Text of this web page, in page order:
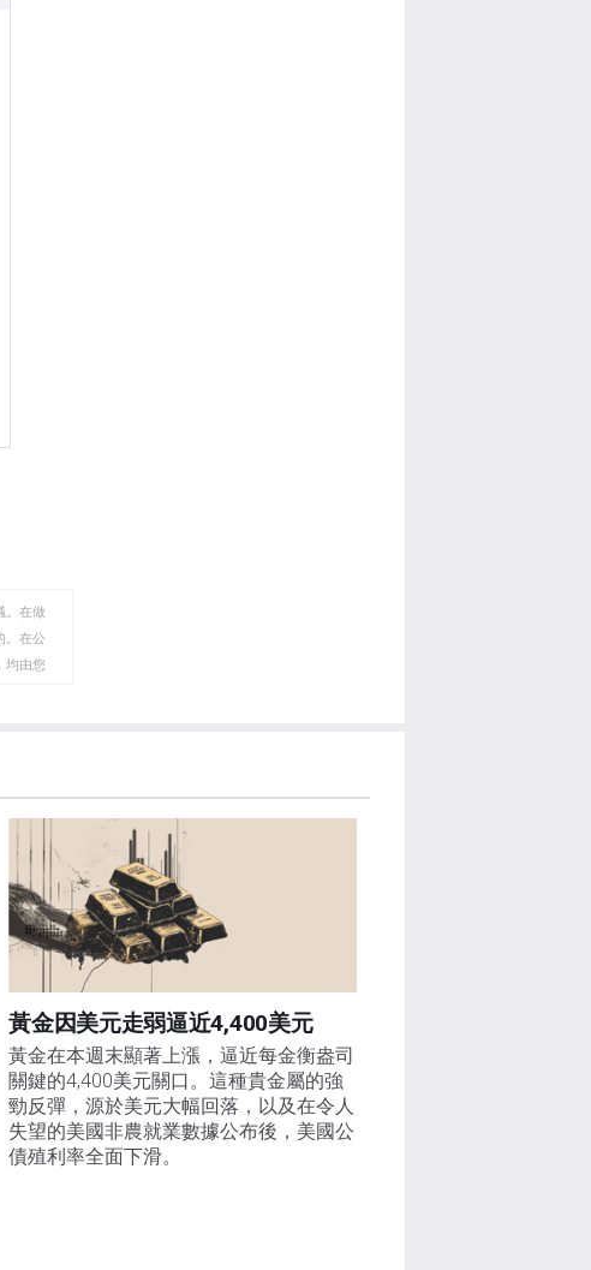
。在做
。在公
均由您
何損
議。
黃金因美元走弱逼近4,400美元
黃金在本週末顯著上漲，逼近每金衡盎司
關鍵的4,400美元關口。這種貴金屬的強
勁反彈，源於美元大幅回落，以及在令人
失望的美國非農就業數據公布後，美國公
債殖利率全面下滑。